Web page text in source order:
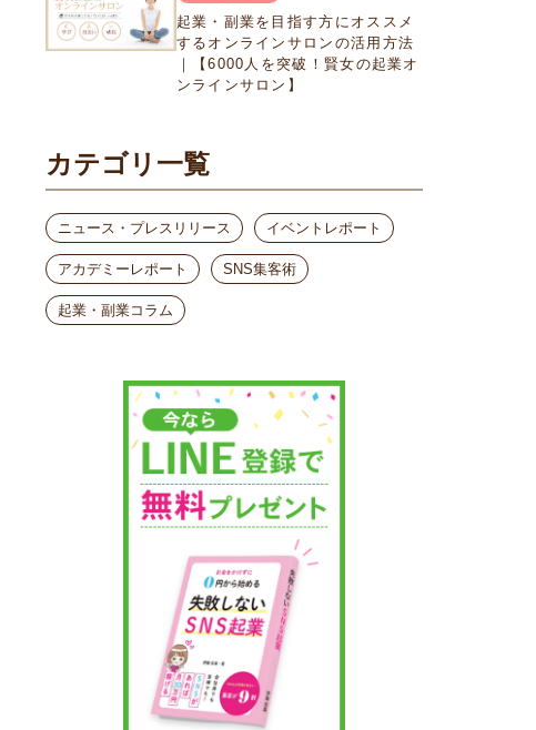
起業・副業を目指す方にオススメ
するオンラインサロンの活用方法
｜【6000人を突破！賢女の起業オ
ンラインサロン】
カテゴリ一覧
ニュース・プレスリリース イベントレポート
アカデミーレポート SNS集客術
起業・副業コラム